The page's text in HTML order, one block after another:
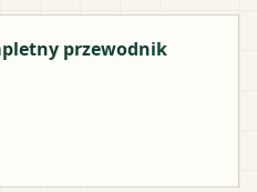
przewodnik